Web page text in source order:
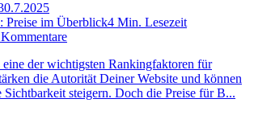
4 Min. Lesezeit
der wichtigsten Rankingfaktoren für
die Autorität Deiner Website und können
steigern. Doch die Preise für B...